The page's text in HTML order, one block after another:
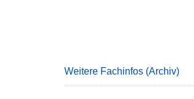
Weitere Fachinfos (Archiv)